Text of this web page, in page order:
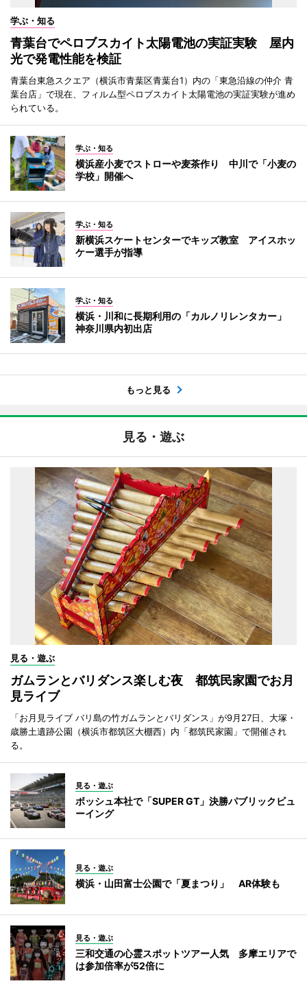
学ぶ・知る
青葉台でペロブスカイト太陽電池の実証実験 屋内
光で発電性能を検証
青葉台東急スクエア（横浜市青葉区青葉台1）内の「東急沿線の仲介 青
葉台店」で現在、フィルム型ペロブスカイト太陽電池の実証実験が進め
られている。
学ぶ・知る
横浜産小麦でストローや麦茶作り 中川で「小麦の
学校」開催へ
学ぶ・知る
新横浜スケートセンターでキッズ教室 アイスホッ
ケー選手が指導
学ぶ・知る
横浜・川和に長期利用の「カルノリレンタカー」
神奈川県内初出店
もっと見る
見る・遊ぶ
見る・遊ぶ
ガムランとバリダンス楽しむ夜 都筑民家園でお月
見ライブ
「お月見ライブ バリ島の竹ガムランとバリダンス」が9月27日、大塚・
歳勝土遺跡公園（横浜市都筑区大棚西）内「都筑民家園」で開催され
る。
見る・遊ぶ
ボッシュ本社で「SUPER GT」決勝パブリックビュ
ーイング
見る・遊ぶ
横浜・山田富士公園で「夏まつり」 AR体験も
見る・遊ぶ
三和交通の心霊スポットツアー人気 多摩エリアで
は参加倍率が52倍に